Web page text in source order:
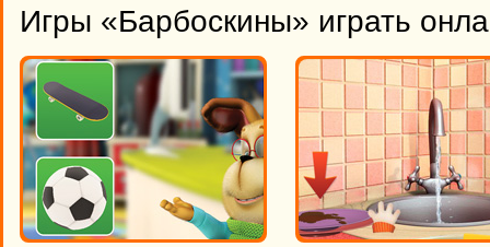
Игры «Барбоскины» играть